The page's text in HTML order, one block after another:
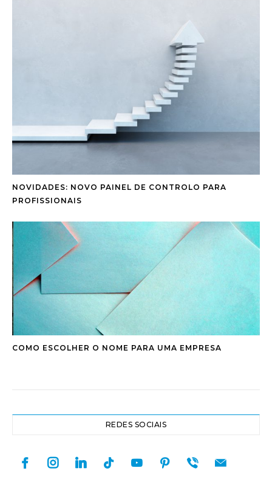
NOVIDADES: NOVO PAINEL DE CONTROLO PARA
PROFISSIONAIS
COMO ESCOLHER O NOME PARA UMA EMPRESA
REDES SOCIAIS
facebookinstagramlinkedintiktok youtubepinterest
viber mail